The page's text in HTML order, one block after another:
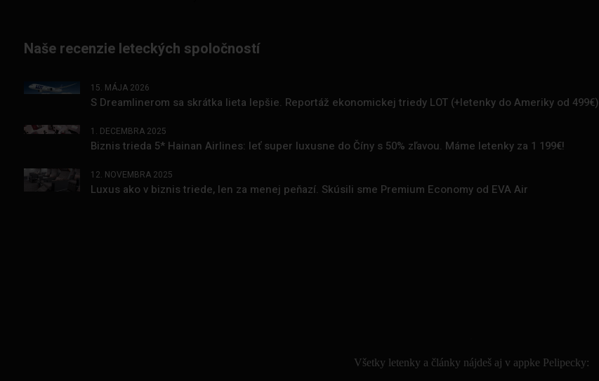
Naše recenzie leteckých spoločností
15. MÁJA 2026
S Dreamlinerom sa skrátka lieta lepšie. Reportáž ekonomickej triedy LOT (+letenky do Ameriky od 499€)
1. DECEMBRA 2025
Biznis trieda 5* Hainan Airlines: leť super luxusne do Číny s 50% zľavou. Máme letenky za 1 199€!
12. NOVEMBRA 2025
Luxus ako v biznis triede, len za menej peňazí. Skúsili sme Premium Economy od EVA Air
Všetky letenky a články nájdeš aj v appke Pelipecky: